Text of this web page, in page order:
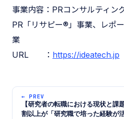
事業内容：PRコンサルティン
PR「リサピー®︎」事業、レポ
業
URL ： https://ideatech.jp
← PREV
【研究者の転職における現状と課
割以上が「研究職で培った経験が